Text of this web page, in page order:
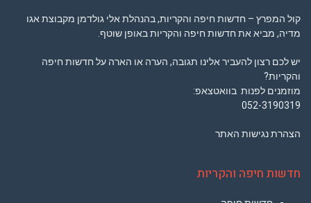
קול המפרץ – חדשות חיפה והקריות, בהנהלת אלי גולדמן מקבוצת אגו
מדיה, מביא את חדשות חיפה והקריות באופן שוטף.
יש לכם רצון להעביר אלינו תגובה, הערה או הארה על חדשות חיפה
והקריות?
מוזמנים לפנות בוואטצאפ:
052-3190319
הצהרת נגישות האתר
חדשות חיפה והקריות